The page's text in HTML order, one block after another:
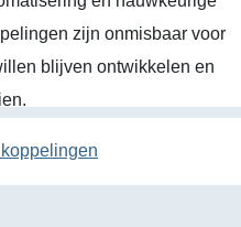
zijn onmisbaar voor
blijven ontwikkelen en